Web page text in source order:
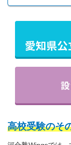
高校受験のそ